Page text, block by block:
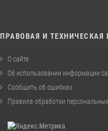
ПРАВОВАЯ И
О сайте
Об использовании информации
Сообщить об ошибках
Правила обработки